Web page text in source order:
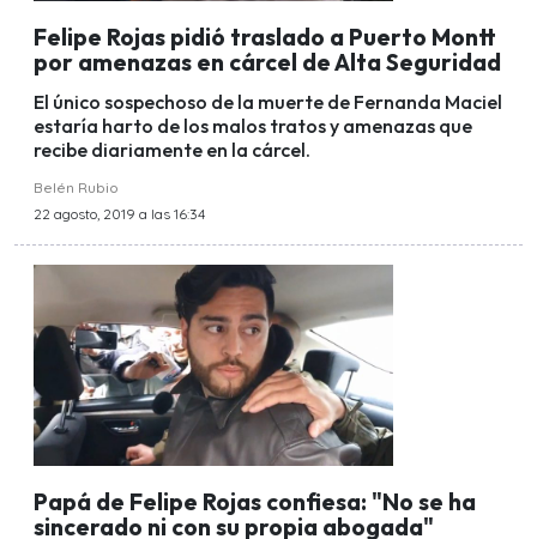
Felipe Rojas pidió traslado a Puerto Montt
por amenazas en cárcel de Alta Seguridad
El único sospechoso de la muerte de Fernanda Maciel
estaría harto de los malos tratos y amenazas que
recibe diariamente en la cárcel.
Belén Rubio
22 agosto, 2019 a las 16:34
Papá de Felipe Rojas confiesa: "No se ha
sincerado ni con su propia abogada"